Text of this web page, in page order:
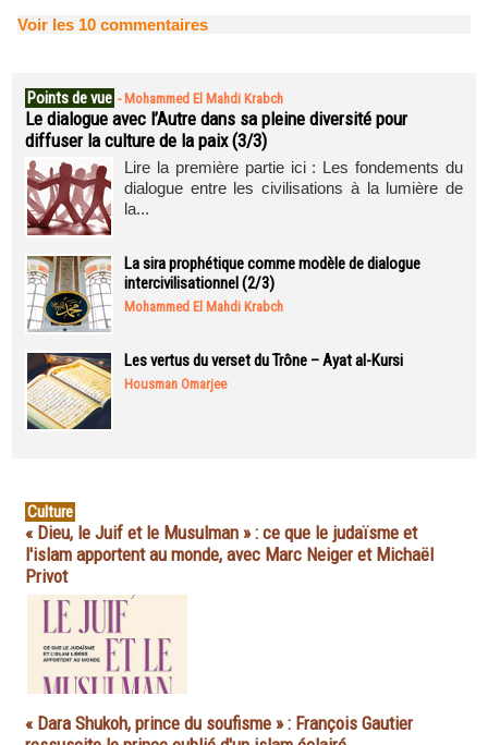
Voir les 10 commentaires
Points de vue - Mohammed El Mahdi Krabch
Le dialogue avec l’Autre dans sa pleine diversité pour
diffuser la culture de la paix (3/3)
Lire la première partie ici : Les fondements du
dialogue entre les civilisations à la lumière de
la...
La sira prophétique comme modèle de dialogue
intercivilisationnel (2/3)
Mohammed El Mahdi Krabch
Les vertus du verset du Trône – Ayat al-Kursi
Housman Omarjee
Culture
« Dieu, le Juif et le Musulman » : ce que le judaïsme et
l'islam apportent au monde, avec Marc Neiger et Michaël
Privot
« Dara Shukoh, prince du soufisme » : François Gautier